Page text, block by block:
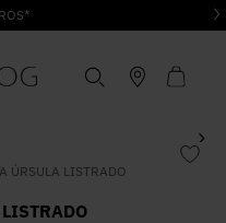
ÚRSULA LISTRADO